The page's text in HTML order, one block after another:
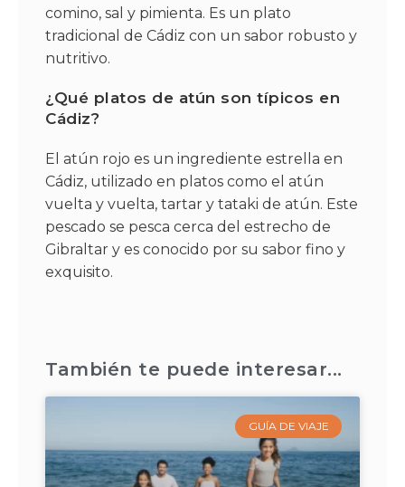
comino, sal y pimienta. Es un plato
tradicional de Cádiz con un sabor robusto y
nutritivo.
¿Qué platos de atún son típicos en
Cádiz?
El atún rojo es un ingrediente estrella en
Cádiz, utilizado en platos como el atún
vuelta y vuelta, tartar y tataki de atún. Este
pescado se pesca cerca del estrecho de
Gibraltar y es conocido por su sabor fino y
exquisito.
También te puede interesar...
GUÍA DE VIAJE